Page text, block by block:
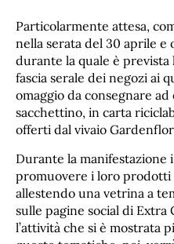
Particolarmente attesa,
nella serata del 30 aprile e
durante la quale è prevista
fascia serale dei negozi ai
omaggio da consegnare
sacchettino, in carta
offerti dal vivaio
Durante la
promuovere i loro prodotti
allestendo una vetrina a
sulle pagine social di
l’attività che si è mostrata